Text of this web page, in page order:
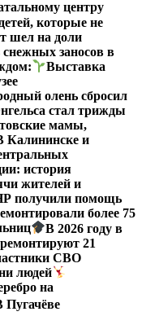
центру
которые не
шел на доли
снежных заносов в
Выставка
олень сбросил
стал трижды
мамы,
Калининске и
история
жителей и
получили помощь
более 75
В 2026 году в
21
СВО
людей
на